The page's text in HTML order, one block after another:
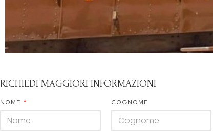
RICHIEDI MAGGIORI INFORMAZIONI
NOME COGNOME